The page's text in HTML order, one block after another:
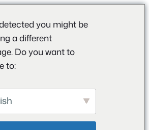
you might be
a different
Do you want to
to: